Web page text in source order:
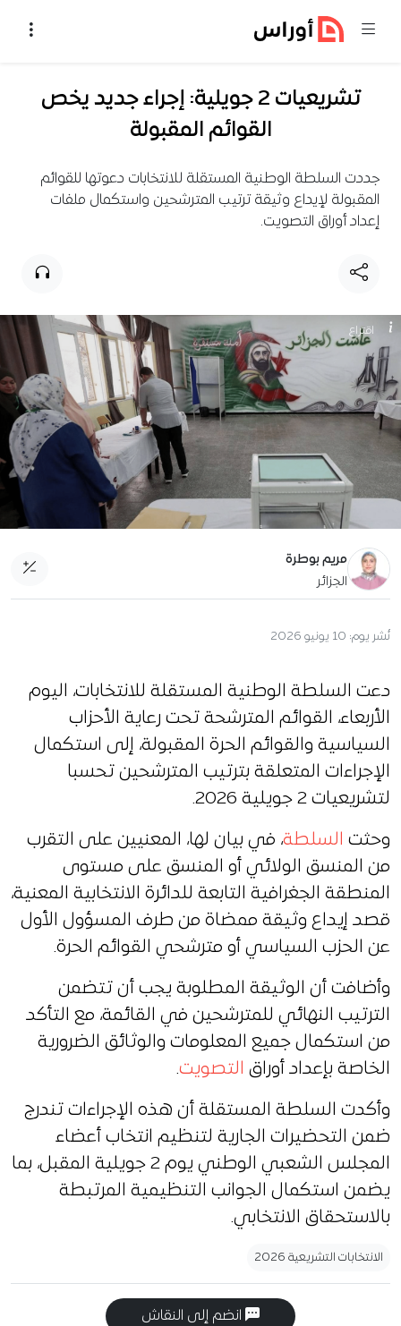
تشريعيات 2 جويلية: إجراء جديد يخص
القوائم المقبولة
جددت السلطة الوطنية المستقلة للانتخابات دعوتها للقوائم
المقبولة لإيداع وثيقة ترتيب المترشحين واستكمال ملفات
إعداد أوراق التصويت.
اقتراع
مريم بوطرة
الجزائر
نُشر يوم: 10 يونيو 2026
دعت السلطة الوطنية المستقلة للانتخابات، اليوم
الأربعاء، القوائم المترشحة تحت رعاية الأحزاب
السياسية والقوائم الحرة المقبولة، إلى استكمال
الإجراءات المتعلقة بترتيب المترشحين تحسبا
لتشريعيات 2 جويلية 2026.
وحثت السلطة، في بيان لها، المعنيين على التقرب
من المنسق الولائي أو المنسق على مستوى
المنطقة الجغرافية التابعة للدائرة الانتخابية المعنية،
قصد إيداع وثيقة ممضاة من طرف المسؤول الأول
عن الحزب السياسي أو مترشحي القوائم الحرة.
وأضافت أن الوثيقة المطلوبة يجب أن تتضمن
الترتيب النهائي للمترشحين في القائمة، مع التأكد
من استكمال جميع المعلومات والوثائق الضرورية
الخاصة بإعداد أوراق التصويت.
وأكدت السلطة المستقلة أن هذه الإجراءات تندرج
ضمن التحضيرات الجارية لتنظيم انتخاب أعضاء
المجلس الشعبي الوطني يوم 2 جويلية المقبل، بما
يضمن استكمال الجوانب التنظيمية المرتبطة
بالاستحقاق الانتخابي.
الانتخابات التشريعية 2026
انضم إلى النقاش